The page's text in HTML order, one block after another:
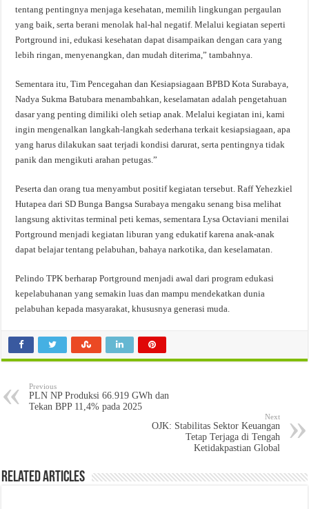
tentang pentingnya menjaga kesehatan, memilih lingkungan pergaulan
yang baik, serta berani menolak hal-hal negatif. Melalui kegiatan seperti
Portground ini, edukasi kesehatan dapat disampaikan dengan cara yang
lebih ringan, menyenangkan, dan mudah diterima,” tambahnya.
Sementara itu, Tim Pencegahan dan Kesiapsiagaan BPBD Kota Surabaya,
Nadya Sukma Batubara menambahkan, keselamatan adalah pengetahuan
dasar yang penting dimiliki oleh setiap anak. Melalui kegiatan ini, kami
ingin mengenalkan langkah-langkah sederhana terkait kesiapsiagaan, apa
yang harus dilakukan saat terjadi kondisi darurat, serta pentingnya tidak
panik dan mengikuti arahan petugas.”
Peserta dan orang tua menyambut positif kegiatan tersebut. Raff Yehezkiel
Hutapea dari SD Bunga Bangsa Surabaya mengaku senang bisa melihat
langsung aktivitas terminal peti kemas, sementara Lysa Octaviani menilai
Portground menjadi kegiatan liburan yang edukatif karena anak-anak
dapat belajar tentang pelabuhan, bahaya narkotika, dan keselamatan.
Pelindo TPK berharap Portground menjadi awal dari program edukasi
kepelabuhanan yang semakin luas dan mampu mendekatkan dunia
pelabuhan kepada masyarakat, khususnya generasi muda.
Previous
PLN NP Produksi 66.919 GWh dan
Tekan BPP 11,4% pada 2025
Next
OJK: Stabilitas Sektor Keuangan
Tetap Terjaga di Tengah
Ketidakpastian Global
Related Articles